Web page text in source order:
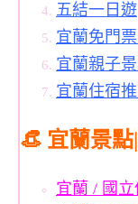
五結一日遊
宜蘭免門
宜蘭親子
宜蘭住宿
👒 宜蘭景
宜蘭 / 國